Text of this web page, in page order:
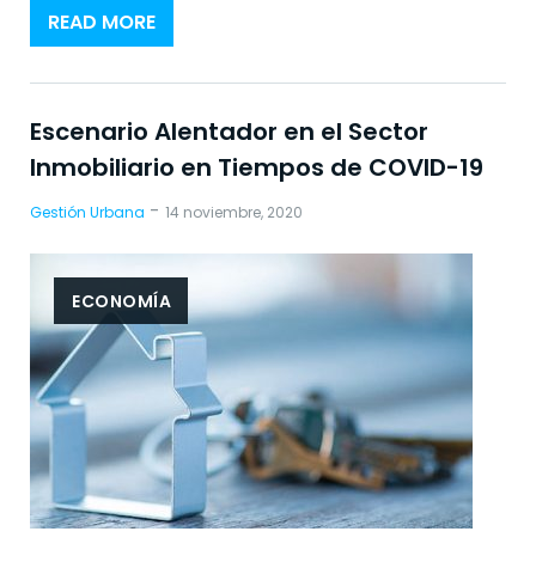
READ MORE
Escenario Alentador en el Sector
Inmobiliario en Tiempos de COVID-19
Gestión Urbana - 14 noviembre, 2020
ECONOMÍA